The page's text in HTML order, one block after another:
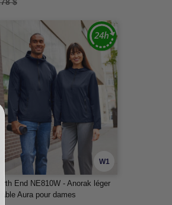
W1
End NE810W - Anorak léger
Aura pour dames